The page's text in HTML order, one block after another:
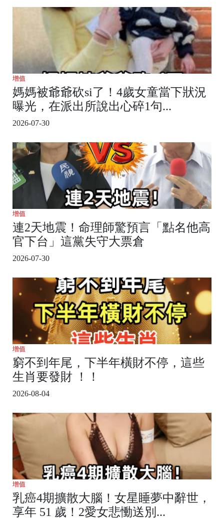
增值
媽媽被爺爺砍si了！4歲女童當下狀況
曝光，在派出所說出心碎1句...
2026-07-30
增值
連2天地震！命理師驚預言「點名他高
官下台」這黨失守大票倉
2026-07-30
增值
窮不到年尾，下半年橫財不停，這些
生肖要發財 ！！
2026-08-04
增值
乳癌4期擴散大腦！女星睡夢中辭世，
享年 51 歲！2愛女悲慟送別...